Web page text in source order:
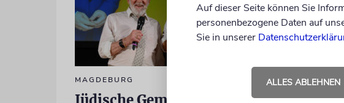
MAGDEBURG
Auf dieser Seite können Sie
personenbezogene Daten auf
Sie in unserer
ALLES ABLEHNEN